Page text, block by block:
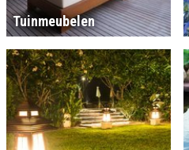
Tuinmeubelen